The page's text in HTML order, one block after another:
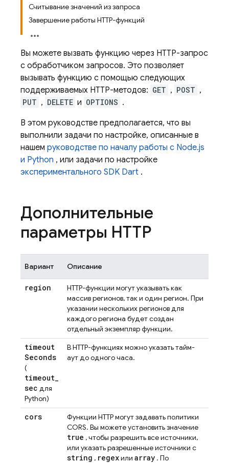
Считывание значений из запроса
Завершение работы HTTP-функций
Вы можете вызвать функцию через HTTP-запрос
с обработчиком запросов. Это позволяет
вызывать функцию с помощью следующих
поддерживаемых HTTP-методов: GET , POST ,
PUT , DELETE и OPTIONS .
В этом руководстве предполагается, что вы
выполнили задачи по настройке, описанные в
нашем руководстве по началу работы с Node.js
и Python , или задачи по настройке
экспериментального SDK Dart .
Дополнительные
параметры HTTP
Вариант Описание
region
HTTP-функции могут указывать как
массив регионов, так и один регион. При
указании нескольких регионов для
каждого региона будет создан
отдельный экземпляр функции.
timeout
Seconds
(
timeout_
sec для
Python)
В HTTP-функциях можно указать тайм-
аут до одного часа.
cors
Функции HTTP могут задавать политики
CORS. Вы можете установить значение
true , чтобы разрешить все источники,
или указать разрешенные источники с
string , regexили array . По